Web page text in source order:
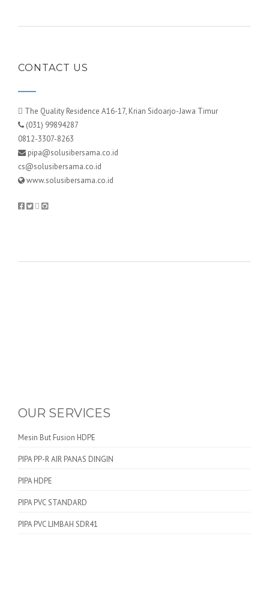
CONTACT US
The Quality Residence A16-17, Krian Sidoarjo-Jawa Timur
(031) 99894287
0812-3307-8263
pipa@solusibersama.co.id
cs@solusibersama.co.id
www.solusibersama.co.id
OUR SERVICES
Mesin But Fusion HDPE
PIPA PP-R AIR PANAS DINGIN
PIPA HDPE
PIPA PVC STANDARD
PIPA PVC LIMBAH SDR41